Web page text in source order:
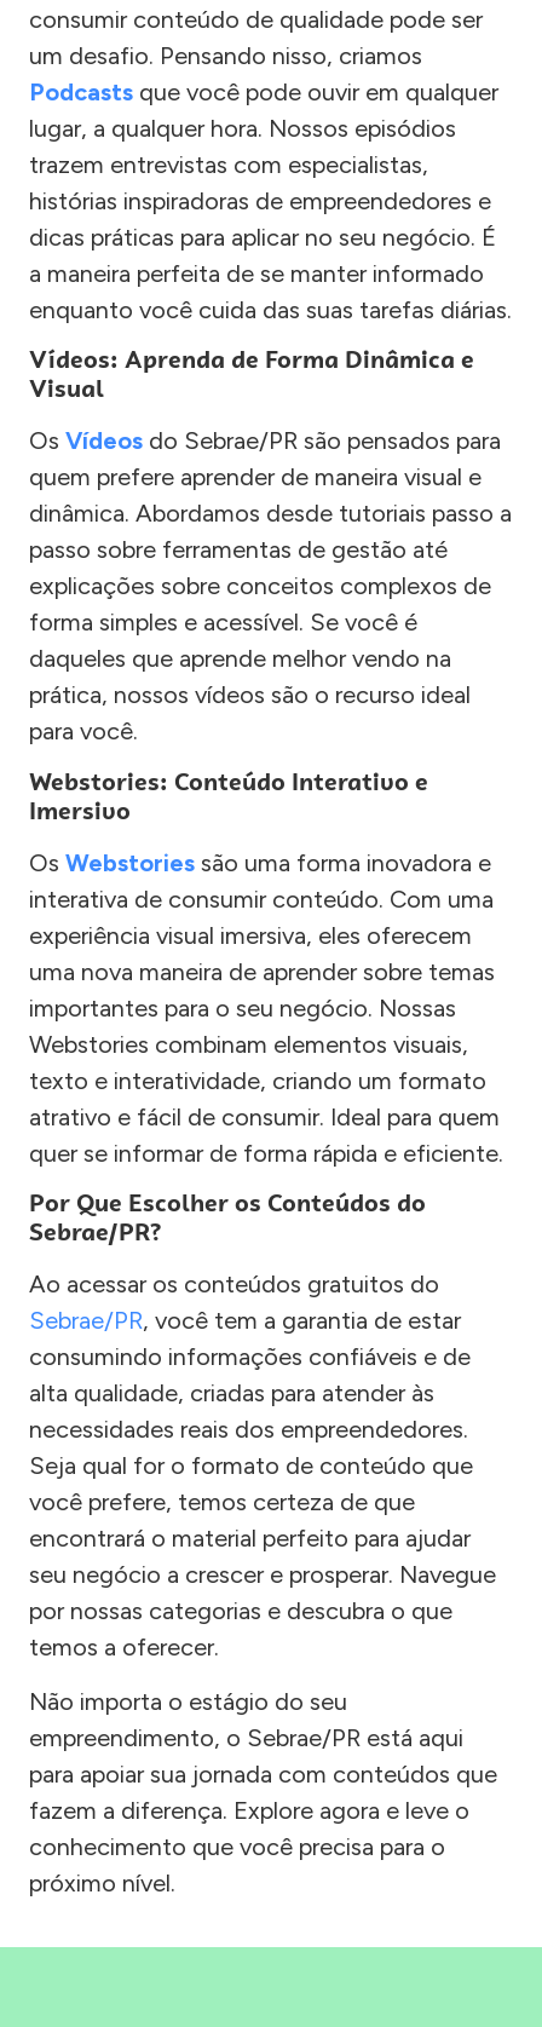
consumir conteúdo de qualidade pode ser
um desafio. Pensando nisso, criamos
Podcasts que você pode ouvir em qualquer
lugar, a qualquer hora. Nossos episódios
trazem entrevistas com especialistas,
histórias inspiradoras de empreendedores e
dicas práticas para aplicar no seu negócio. É
a maneira perfeita de se manter informado
enquanto você cuida das suas tarefas diárias.
Vídeos: Aprenda de Forma Dinâmica e
Visual
Os Vídeos do Sebrae/PR são pensados para
quem prefere aprender de maneira visual e
dinâmica. Abordamos desde tutoriais passo a
passo sobre ferramentas de gestão até
explicações sobre conceitos complexos de
forma simples e acessível. Se você é
daqueles que aprende melhor vendo na
prática, nossos vídeos são o recurso ideal
para você.
Webstories: Conteúdo Interativo e
Imersivo
Os Webstories são uma forma inovadora e
interativa de consumir conteúdo. Com uma
experiência visual imersiva, eles oferecem
uma nova maneira de aprender sobre temas
importantes para o seu negócio. Nossas
Webstories combinam elementos visuais,
texto e interatividade, criando um formato
atrativo e fácil de consumir. Ideal para quem
quer se informar de forma rápida e eficiente.
Por Que Escolher os Conteúdos do
Sebrae/PR?
Ao acessar os conteúdos gratuitos do
Sebrae/PR, você tem a garantia de estar
consumindo informações confiáveis e de
alta qualidade, criadas para atender às
necessidades reais dos empreendedores.
Seja qual for o formato de conteúdo que
você prefere, temos certeza de que
encontrará o material perfeito para ajudar
seu negócio a crescer e prosperar. Navegue
por nossas categorias e descubra o que
temos a oferecer.
Não importa o estágio do seu
empreendimento, o Sebrae/PR está aqui
para apoiar sua jornada com conteúdos que
fazem a diferença. Explore agora e leve o
conhecimento que você precisa para o
próximo nível.